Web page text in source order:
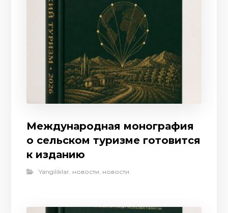
Международная монография
о сельском туризме готовится
к изданию
Yangiliklar, новости, новости